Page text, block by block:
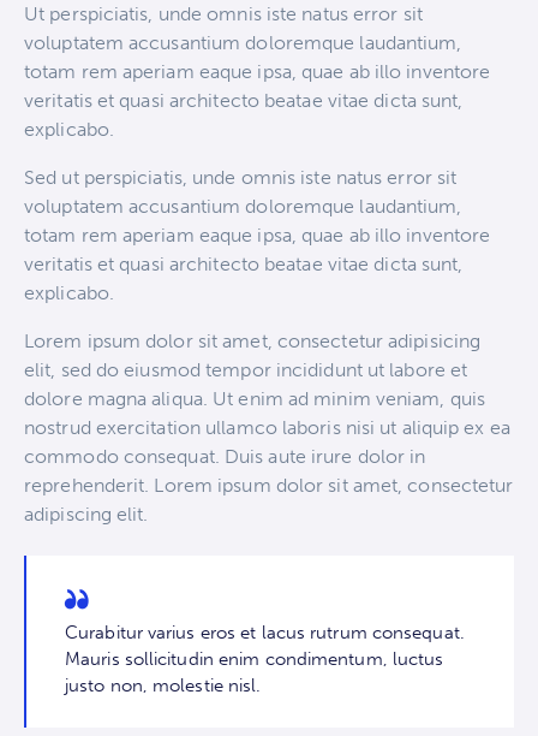
Ut perspiciatis, unde omnis iste natus error sit
voluptatem accusantium doloremque laudantium,
totam rem aperiam eaque ipsa, quae ab illo inventore
veritatis et quasi architecto beatae vitae dicta sunt,
explicabo.
Sed ut perspiciatis, unde omnis iste natus error sit
voluptatem accusantium doloremque laudantium,
totam rem aperiam eaque ipsa, quae ab illo inventore
veritatis et quasi architecto beatae vitae dicta sunt,
explicabo.
Lorem ipsum dolor sit amet, consectetur adipisicing
elit, sed do eiusmod tempor incididunt ut labore et
dolore magna aliqua. Ut enim ad minim veniam, quis
nostrud exercitation ullamco laboris nisi ut aliquip ex ea
commodo consequat. Duis aute irure dolor in
reprehenderit. Lorem ipsum dolor sit amet, consectetur
adipiscing elit.
Curabitur varius eros et lacus rutrum consequat.
Mauris sollicitudin enim condimentum, luctus
justo non, molestie nisl.